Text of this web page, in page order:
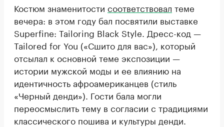
Костюм знаменитости соответствовал теме
вечера: в этом году бал посвятили выставке
Superfine: Tailoring Black Style. Дресс-код —
Tailored for You («Сшито для вас»), который
отсылал к основной теме экспозиции —
истории мужской моды и ее влиянию на
идентичность афроамериканцев (стиль
«Черный денди»). Гости бала могли
переосмыслить тему в согласии с традициями
классического пошива и культуры денди.